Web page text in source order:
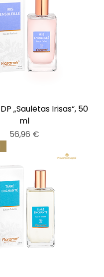
„Saulėtas Irisas“, 50
ml
Kaina
56,96 €